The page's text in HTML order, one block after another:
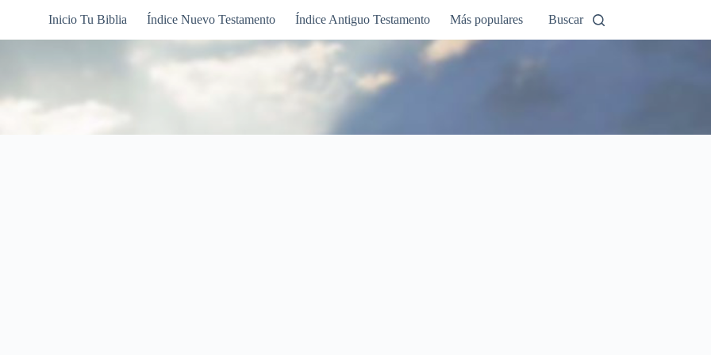
Inicio Tu Biblia Índice Nuevo Testamento Índice Antiguo Testamento Más populares Buscar